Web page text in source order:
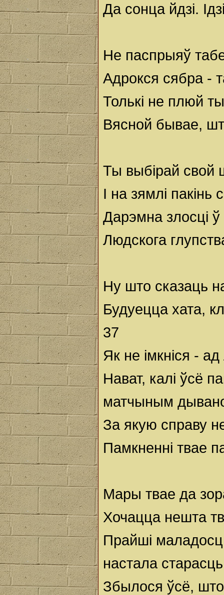
Да сонца йдзі.
Не паспрыяў
Адрокся сябра -
Толькі не плюй
Вясной бывае,
Ты выбірай свой
І на зямлі
Дарэмна злосці
Людскога
Ну што сказаць
Будуецца хата,
37
Як не імкніся -
Нават, калі ўсё
матчыным
За якую справу
Памкненні твае
Мары твае да
Хочацца нешта
Прайші
настала
Збылося ўсё,